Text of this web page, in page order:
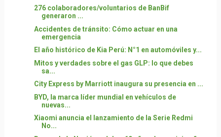
276 colaboradores/voluntarios de BanBif
generaron ...
Accidentes de tránsito: Cómo actuar en una
emergencia
El año histórico de Kia Perú: N°1 en automóviles y...
Mitos y verdades sobre el gas GLP: lo que debes
sa...
City Express by Marriott inaugura su presencia en ...
BYD, la marca líder mundial en vehículos de
nuevas...
Xiaomi anuncia el lanzamiento de la Serie Redmi
No...